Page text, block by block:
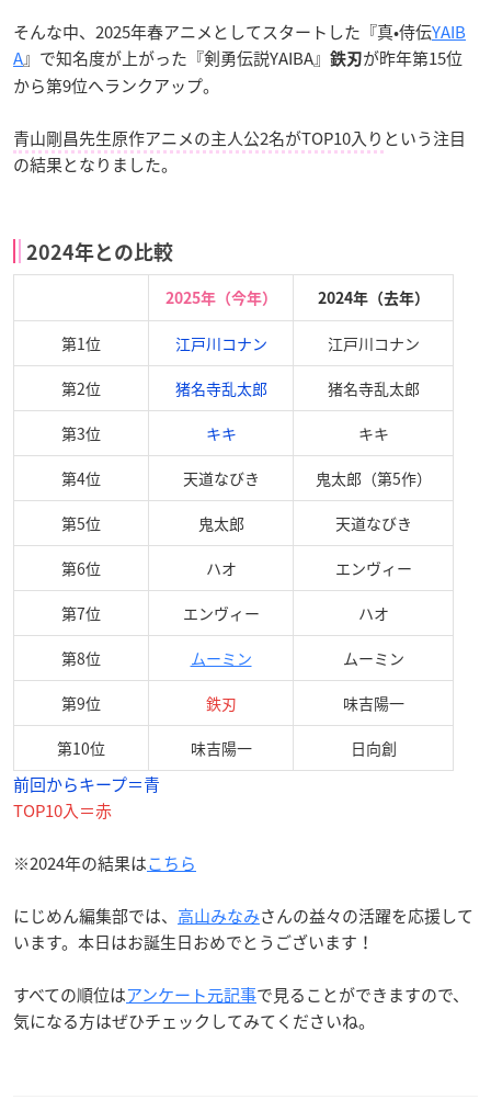
そんな中、2025年春アニメとしてスタートした『真•侍伝YAIB
A』で知名度が上がった『剣勇伝説YAIBA』 鉄刃が昨年第15位
から第9位へランクアップ。
青山剛昌先生原作アニメの主人公2名がTOP10入り という注目
の結果となりました。
2024年との比較
2025年（今年） 2024年（去年）
第1位 江戸川コナン 江戸川コナン
第2位 猪名寺乱太郎 猪名寺乱太郎
第3位 キキ キキ
第4位 天道なびき 鬼太郎（第5作）
第5位 鬼太郎 天道なびき
第6位 ハオ エンヴィー
第7位 エンヴィー ハオ
第8位 ムーミン ムーミン
第9位 鉄刃 味吉陽一
第10位 味吉陽一 日向創
前回からキープ＝青
TOP10入＝赤
※2024年の結果はこちら
にじめん編集部では、 高山みなみさんの益々の活躍を応援して
います。本日はお誕生日おめでとうございます！
すべての順位はアンケート元記事で見ることができますので、
気になる方はぜひチェックしてみてくださいね。